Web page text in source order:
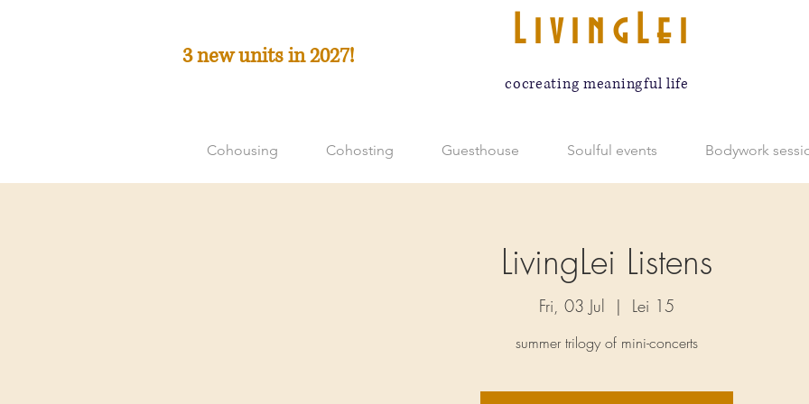
3 new units in 2027!
LivingLei
cocreating meaningful life
Cohousing Cohosting Guesthouse Soulful events Bodywork
LivingLei Listens
Fri, 03 Jul
  |
Lei 15
summer trilogy of mini-concerts